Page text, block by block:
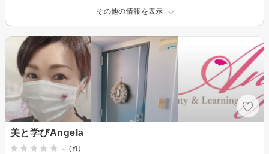
その他の情報を表示
美と学びAngela
-
(-件)